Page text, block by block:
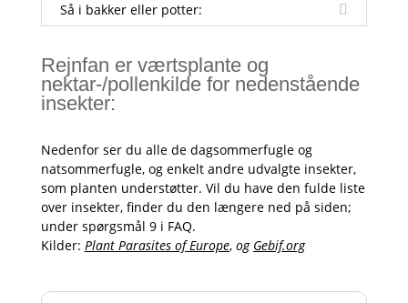
Så i bakker eller potter:
Rejnfan er værtsplante og
nektar-/pollenkilde for nedenstående
insekter:
Nedenfor ser du alle de dagsommerfugle og
natsommerfugle, og enkelt andre udvalgte insekter,
som planten understøtter. Vil du have den fulde liste
over insekter, finder du den længere ned på siden;
under spørgsmål 9 i FAQ.
Kilder: Plant Parasites of Europe, og Gebif.org